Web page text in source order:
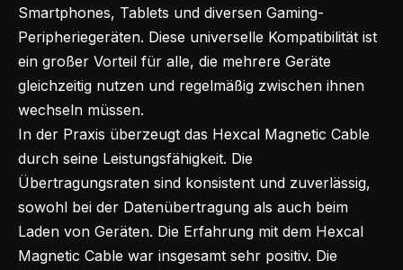
Smartphones, Tablets und diversen Gaming-
Peripheriegeräten. Diese universelle Kompatibilität ist
ein großer Vorteil für alle, die mehrere Geräte
gleichzeitig nutzen und regelmäßig zwischen ihnen
wechseln müssen.
In der Praxis überzeugt das Hexcal Magnetic Cable
durch seine Leistungsfähigkeit. Die
Übertragungsraten sind konsistent und zuverlässig,
sowohl bei der Datenübertragung als auch beim
Laden von Geräten. Die Erfahrung mit dem Hexcal
Magnetic Cable war insgesamt sehr positiv. Die